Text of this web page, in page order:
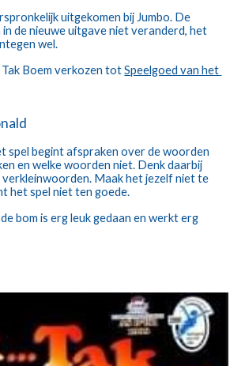
uitgekomen bij Jumbo. De
in de nieuwe uitgave niet veranderd, het
wel.
Boem verkozen tot Speelgoed van het
spel begint afspraken over de woorden
en welke woorden niet. Denk daarbij
verkleinwoorden. Maak het jezelf niet te
het spel niet ten goede.
bom is erg leuk gedaan en werkt erg